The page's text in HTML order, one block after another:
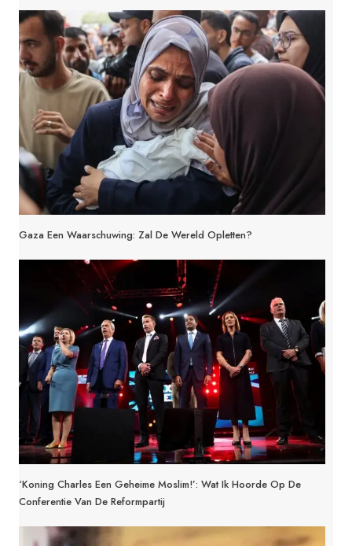
Gaza Een Waarschuwing: Zal De Wereld Opletten?
‘Koning Charles Een Geheime Moslim!’: Wat Ik Hoorde Op De
Conferentie Van De Reformpartij